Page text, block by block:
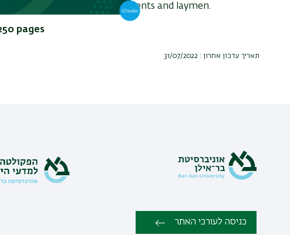
be of great use to both students and laymen.
pages
תאריך עדכון אחרון : 31/07/2022
כניסה לעורכי האתר